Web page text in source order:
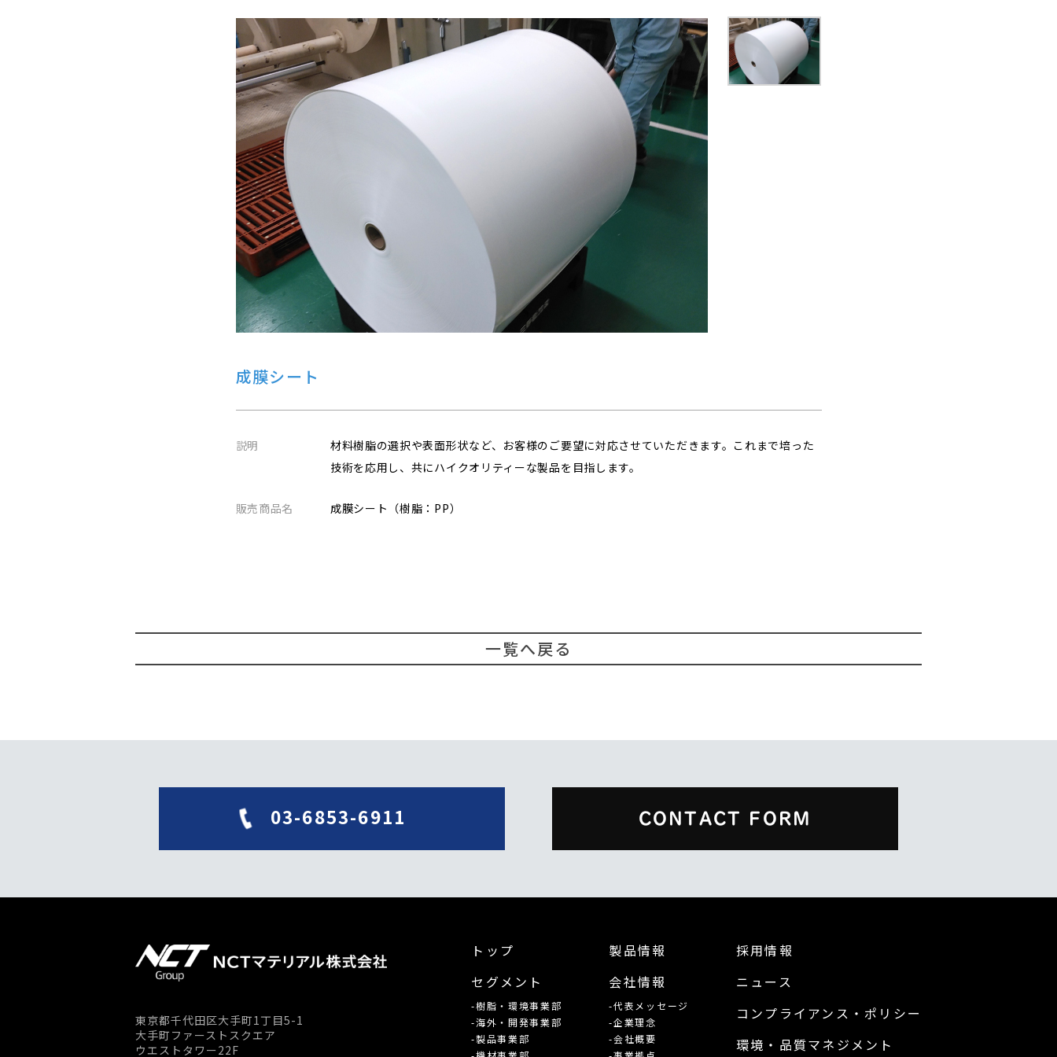
成膜シート
説明
材料樹脂の選択や表面形状など、お客様のご要望に対応させていただきます。これまで培った
技術を応用し、共にハイクオリティーな製品を目指します。
販売商品名 成膜シート（樹脂：PP）
一覧へ戻る
03-6853-6911 CONTACT FORM
東京都千代田区大手町1丁目5-1
大手町ファーストスクエア
ウエストタワー22F
トップ
セグメント
-樹脂・環境事業部
-海外・開発事業部
-製品事業部
製品情報
会社情報
-代表メッセージ
-企業理念
-会社概要
採用情報
ニュース
コンプライアンス・ポリシー
環境・品質マネジメント